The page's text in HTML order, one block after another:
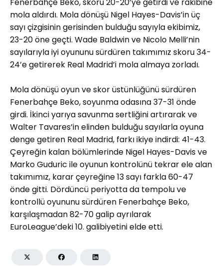
mola aldırdı. Mola dönüşü Nigel Hayes-Davis’in üç
sayı çizgisinin gerisinden bulduğu sayıyla ekibimiz,
23-20 öne geçti. Wade Baldwin ve Nicolo Melli’nin
sayılarıyla iyi oyununu sürdüren takımımız skoru 34-
24’e getirerek Real Madrid’i mola almaya zorladı.
Mola dönüşü oyun ve skor üstünlüğünü sürdüren
Fenerbahçe Beko, soyunma odasına 37-31 önde
girdi. İkinci yarıya savunma sertliğini artırarak ve
Walter Tavares’in elinden bulduğu sayılarla oyuna
denge getiren Real Madrid, farkı ikiye indirdi: 41-43.
Çeyreğin kalan bölümlerinde Nigel Hayes-Davis ve
Marko Guduric ile oyunun kontrolünü tekrar ele alan
takımımız, karar çeyreğine 13 sayı farkla 60-47
önde gitti. Dördüncü periyotta da tempolu ve
kontrollü oyununu sürdüren Fenerbahçe Beko,
karşılaşmadan 82-70 galip ayrılarak
EuroLeague’deki 10. galibiyetini elde etti.